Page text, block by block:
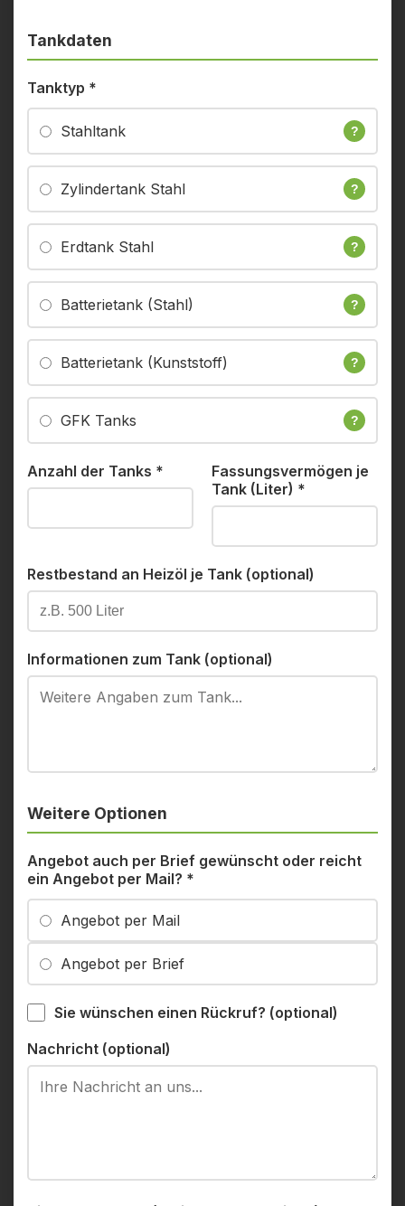
Tankdaten
Tanktyp *
Stahltank ?
Zylindertank Stahl ?
Erdtank Stahl ?
Batterietank (Stahl) ?
Batterietank (Kunststoff) ?
GFK Tanks ?
Anzahl der Tanks *
Fassungsvermögen je
Tank (Liter) *
Restbestand an Heizöl je Tank (optional)
Informationen zum Tank (optional)
Weitere Optionen
Angebot auch per Brief gewünscht oder reicht
ein Angebot per Mail? *
Angebot per Mail
Angebot per Brief
Sie wünschen einen Rückruf? (optional)
Nachricht (optional)